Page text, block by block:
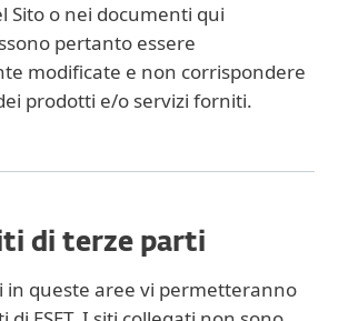
Sito o nei documenti qui
pertanto essere
modificate e non corrispondere
prodotti e/o servizi forniti.
di terze parti
in queste aree vi permetteranno